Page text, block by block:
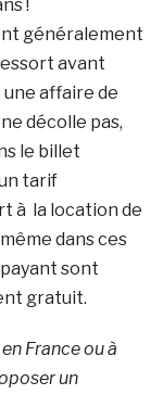
!
généralement
avant
affaire de
décolle pas,
le billet
tarif
à la location de
dans ces
sont
gratuit.
France ou à
un